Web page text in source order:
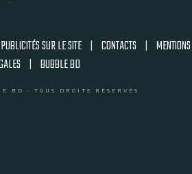
PUBLICITÉS SUR LE SITE | CONTACTS | MENTIONS
| BUBBLE BD
BD - TOUS DROITS RÉSERVÉS